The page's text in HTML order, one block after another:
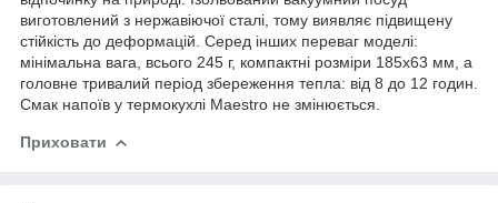
виготовлений з нержавіючої сталі, тому виявляє підвищену
стійкість до деформацій. Серед інших переваг моделі:
мінімальна вага, всього 245 г, компактні розміри 185х63 мм, а
головне тривалий період збереження тепла: від 8 до 12 годин.
Смак напоїв у термокухлі Maestro не змінюється.
Приховати